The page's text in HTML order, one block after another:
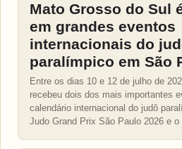
Mato Grosso do Sul
em grandes eventos
internacionais do
paralímpico em São
Entre os dias 10 e 12 de julho de
recebeu dois dos mais importantes
calendário internacional do judô
Judo Grand Prix São Paulo 2026 e